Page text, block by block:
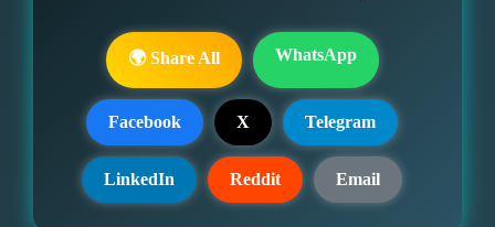
🌍 Share All WhatsApp
Facebook X Telegram
LinkedIn Reddit Email